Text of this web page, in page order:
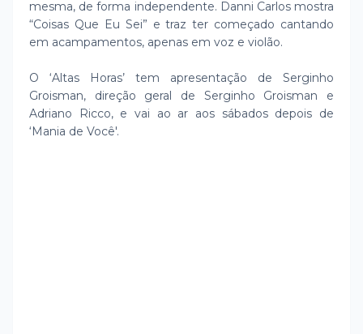
mesma, de forma independente. Danni Carlos mostra
“Coisas Que Eu Sei” e traz ter começado cantando
em acampamentos, apenas em voz e violão.
O ‘Altas Horas’ tem apresentação de Serginho
Groisman, direção geral de Serginho Groisman e
Adriano Ricco, e vai ao ar aos sábados depois de
‘Mania de Você'.